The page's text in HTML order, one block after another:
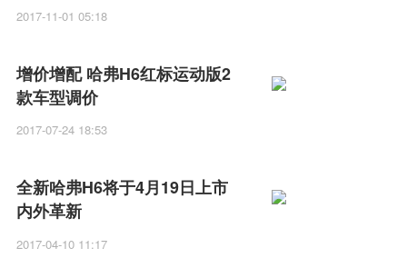
2017-11-01 05:18
增价增配 哈弗H6红标运动版2
款车型调价
2017-07-24 18:53
全新哈弗H6将于4月19日上市
内外革新
2017-04-10 11:17